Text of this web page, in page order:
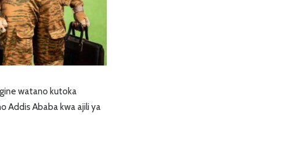
watano kutoka
Addis Ababa kwa ajili ya